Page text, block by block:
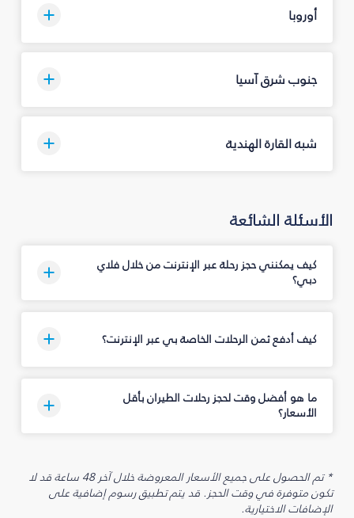
أوروبا
جنوب شرق آسيا
شبه القارة الهندية
الأسئلة الشائعة
كيف يمكنني حجز رحلة عبر الإنترنت من خلال فلاي
دبي؟
كيف أدفع ثمن الرحلات الخاصة بي عبر الإنترنت؟
ما هو أفضل وقت لحجز رحلات الطيران بأقل
الأسعار؟
* تم الحصول على جميع الأسعار المعروضة خلال آخر 48 ساعة قد لا
تكون متوفرة في وقت الحجز. قد يتم تطبيق رسوم إضافية على
الإضافات الاختيارية.